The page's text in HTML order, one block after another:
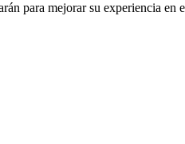
para mejorar su experiencia